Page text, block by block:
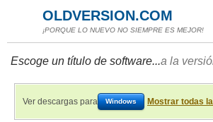
OLDVERSION.COM
¡PORQUE LO NUEVO NO SIEMPRE ES MEJOR!
Escoge un título de software...a la
Ver descargas para Windows Mostrar todas